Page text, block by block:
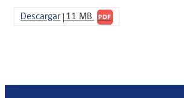
Llamados a concurso de personal
Sanciones a Prestadores
Descargar 11 MB PDF